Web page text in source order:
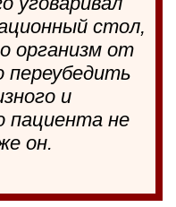
стол,
организм от
переубедить
и
пациента не
он.